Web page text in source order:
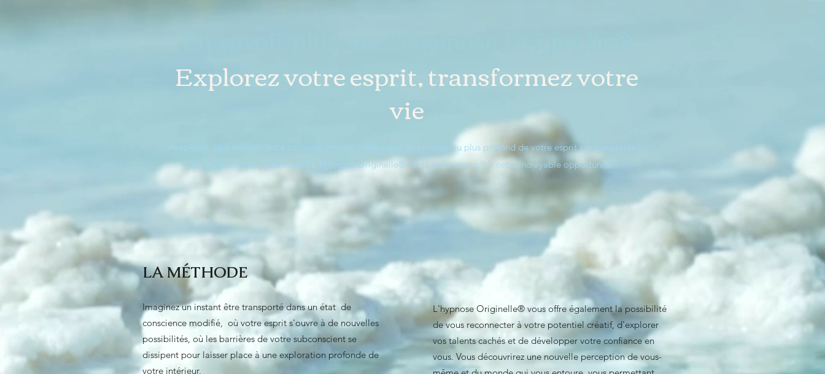
Explorez votre esprit, transformez votre
vie
Avez-vous déjà ressenti cette curiosité intense, cette envie de plonger au plus profond de votre esprit pour explorer
les mystères qui s'y cachent ? L'Hypnose Originelle® est là pour vous offrir cette incroyable opportunité
Imaginez un instant être transporté dans un état de
conscience modifié, où votre esprit s'ouvre à de nouvelles
possibilités, où les barrières de votre subconscient se
dissipent pour laisser place à une exploration profonde de
votre intérieur.
L'hypnose Originelle® vous offre également la possibilité
de vous reconnecter à votre potentiel créatif, d'explorer
vos talents cachés et de développer votre confiance en
vous. Vous découvrirez une nouvelle perception de vous-
LA MÉTHODE